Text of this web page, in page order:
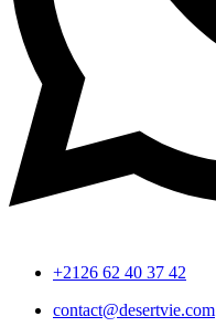
+2126 62 40 37 42
contact@desertvie.com